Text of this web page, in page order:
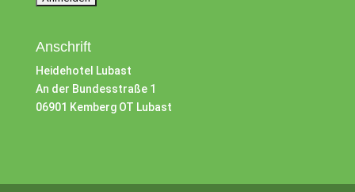
Anschrift
Heidehotel Lubast
An der Bundesstraße 1
06901 Kemberg OT Lubast